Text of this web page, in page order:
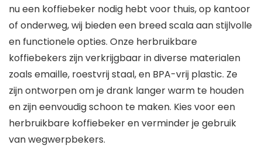
nu een koffiebeker nodig hebt voor thuis, op kantoor
of onderweg, wij bieden een breed scala aan stijlvolle
en functionele opties. Onze herbruikbare
koffiebekers zijn verkrijgbaar in diverse materialen
zoals emaille, roestvrij staal, en BPA-vrij plastic. Ze
zijn ontworpen om je drank langer warm te houden
en zijn eenvoudig schoon te maken. Kies voor een
herbruikbare koffiebeker en verminder je gebruik
van wegwerpbekers.